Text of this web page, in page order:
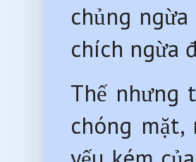
chủng
chích ngừa
Thế nhưng
chóng